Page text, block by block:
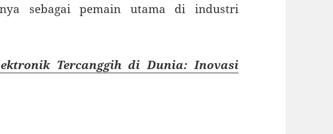
sebagai pemain utama di industri
Tercanggih di Dunia: Inovasi